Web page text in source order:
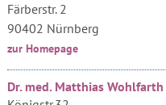
Färberstr. 2
90402 Nürnberg
zur Homepage
Dr. med. Matthias Wohlfarth